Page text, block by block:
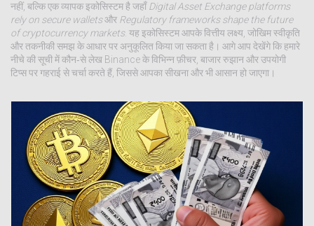
नहीं, बल्कि एक व्यापक इकोसिस्टम है जहाँ Digital Asset Exchange platforms
rely on secure walletsऔर Regulatory frameworks shape the future
of cryptocurrency markets. यह इकोसिस्टम आपके वित्तीय लक्ष्य, जोखिम स्वीकृति
और तकनीकी समझ के आधार पर अनुकूलित किया जा सकता है। आगे आप देखेंगे कि हमारे
नीचे की सूची में कौन‑से लेख Binance के विभिन्न फ़ीचर, बाजार रुझान और उपयोगी
टिप्स पर गहराई से चर्चा करते हैं, जिससे आपका सीखना और भी आसान हो जाएगा।